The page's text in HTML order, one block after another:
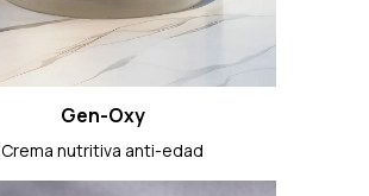
Gen-Oxy
Crema nutritiva anti-edad